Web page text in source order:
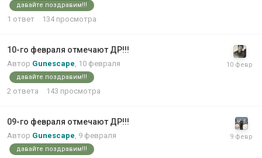
давайте поздравим!!!
1 ответ 134 просмотра
10-го февраля отмечают ДР!!!
Автор Gunescape 10 февраля
давайте поздравим!!!
2 ответа 143 просмотра
09-го февраля отмечают ДР!!!
Автор Gunescape 9 февраля
давайте поздравим!!!